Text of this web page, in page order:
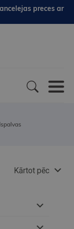
preces ar
Kārtot pēc